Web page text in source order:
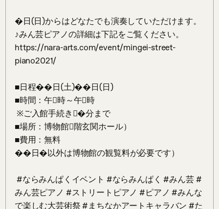
�日(日)からはどなたでも演奏していただけます。
♪みん芸ピアノの詳細は下記をご覧ください。
https://nara-arts.com/event/mingei-street-
piano2021/
■日程��日(土)��日(日)
■時間：午񒓙時～午񟣅時
■場所：博物館󿂁階玄関ホール）
■費用：無料
��日�以外は博物館の観覧料が必要です）
みん芸ピアノ #ストリートピアノ #ピアノ #みんな
で楽しむ大芸術祭 #まちなかアートキャラバン #た